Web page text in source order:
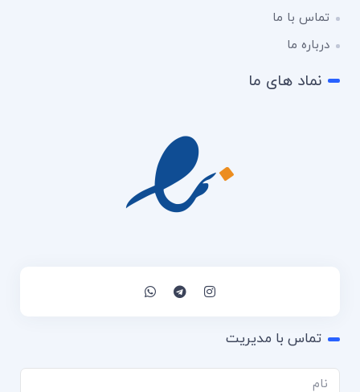
تماس با ما
درباره ما
نماد های ما
تماس با مدیریت